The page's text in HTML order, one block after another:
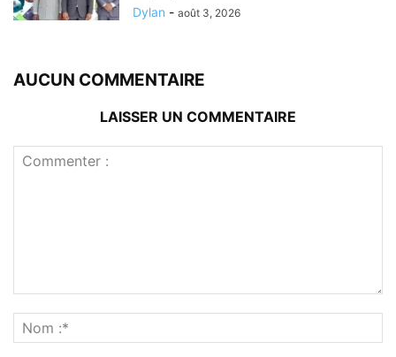
Dylan - août 3, 2026
AUCUN COMMENTAIRE
LAISSER UN COMMENTAIRE